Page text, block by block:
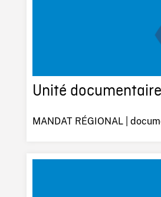
Unité
MANDAT RÉGIONAL |